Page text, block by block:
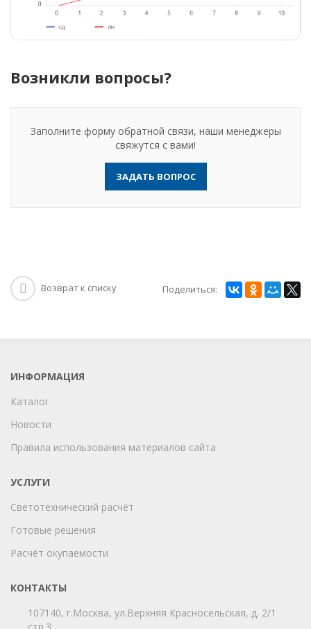
Возникли вопросы?
Заполните форму обратной связи, наши менеджеры
свяжутся с вами!
ЗАДАТЬ ВОПРОС
Возврат к списку Поделиться:
ИНФОРМАЦИЯ
Каталог
Новости
Правила использования материалов сайта
УСЛУГИ
Светотехнический расчёт
Готовые решения
Расчёт окупаемости
КОНТАКТЫ
107140, г.Москва, ул.Верхняя Красносельская, д. 2/1